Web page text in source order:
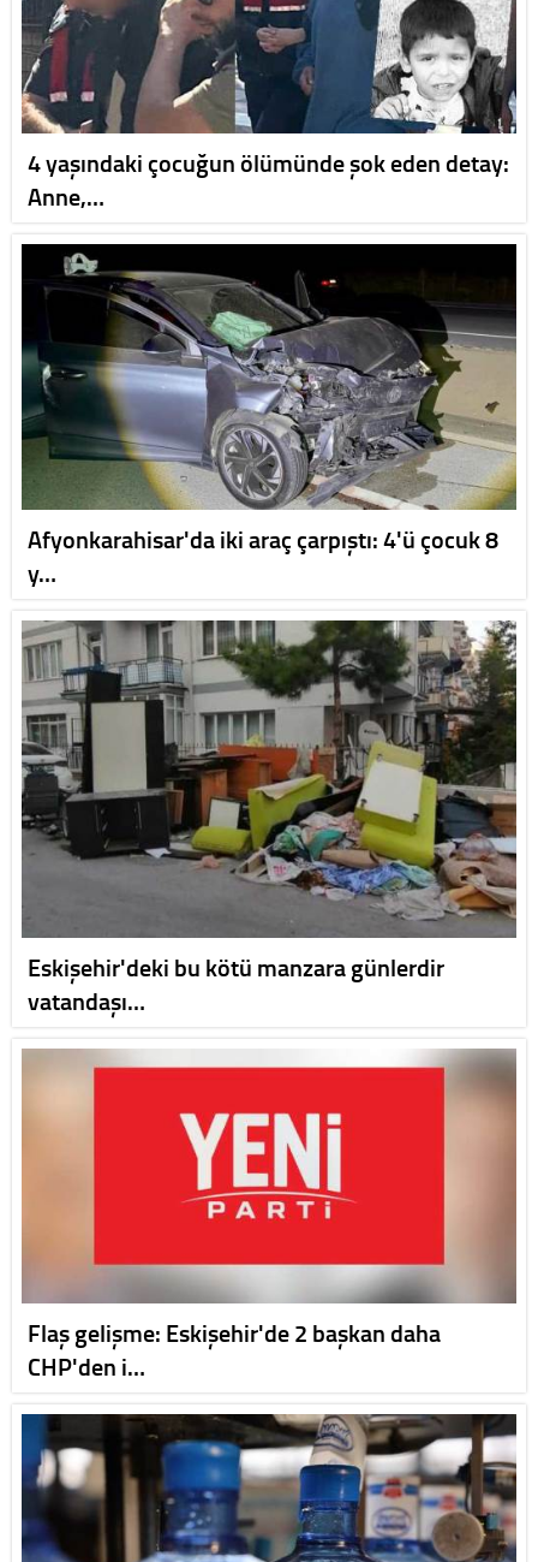
4 yaşındaki çocuğun ölümünde şok eden detay:
Anne,…
Afyonkarahisar'da iki araç çarpıştı: 4'ü çocuk 8
y…
Eskişehir'deki bu kötü manzara günlerdir
vatandaşı…
Flaş gelişme: Eskişehir'de 2 başkan daha
CHP'den i…